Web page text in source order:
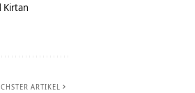
Kirtan
ARTIKEL